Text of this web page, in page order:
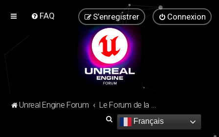
FAQ Connexion
S’enregistrer
Unreal Engine Forum Le Forum de la communauté Unreal Engine !
Français
R
e